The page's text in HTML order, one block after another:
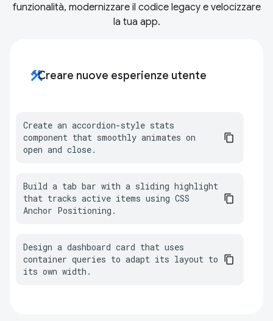
funzionalità, modernizzare il codice legacy e velocizzare
la tua app.
constructionCreare nuove esperienze utente
Create an accordion-style stats
component that smoothly animates on
open and close.
Build a tab bar with a sliding highlight
that tracks active items using CSS
Anchor Positioning.
Design a dashboard card that uses
container queries to adapt its layout to
its own width.